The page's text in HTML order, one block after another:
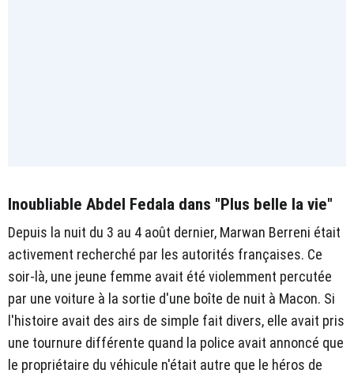
Inoubliable Abdel Fedala dans "Plus belle la vie"
Depuis la nuit du 3 au 4 août dernier, Marwan Berreni était
activement recherché par les autorités françaises. Ce
soir-là, une jeune femme avait été violemment percutée
par une voiture à la sortie d'une boîte de nuit à Macon. Si
l'histoire avait des airs de simple fait divers, elle avait pris
une tournure différente quand la police avait annoncé que
le propriétaire du véhicule n'était autre que le héros de